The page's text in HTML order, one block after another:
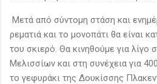
Μετά από σύντομη στάση και
ρεματιά και το μονοπάτι θα είναι
του σκιερό. Θα κινηθούμε για λίγο
Μελισσίων και στη συνέχεια για
το γεφυράκι της Δουκίσσης